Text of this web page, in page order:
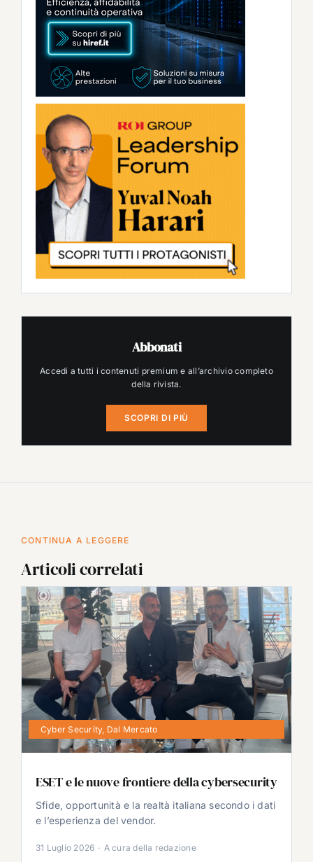
Abbonati
Accedi a tutti i contenuti premium e all’archivio completo
della rivista.
SCOPRI DI PIÙ
CONTINUA A LEGGERE
Articoli correlati
Cyber Security, Dal Mercato
ESET e le nuove frontiere della cybersecurity
Sfide, opportunità e la realtà italiana secondo i dati
e l’esperienza del vendor.
31 Luglio 2026 · A cura della redazione